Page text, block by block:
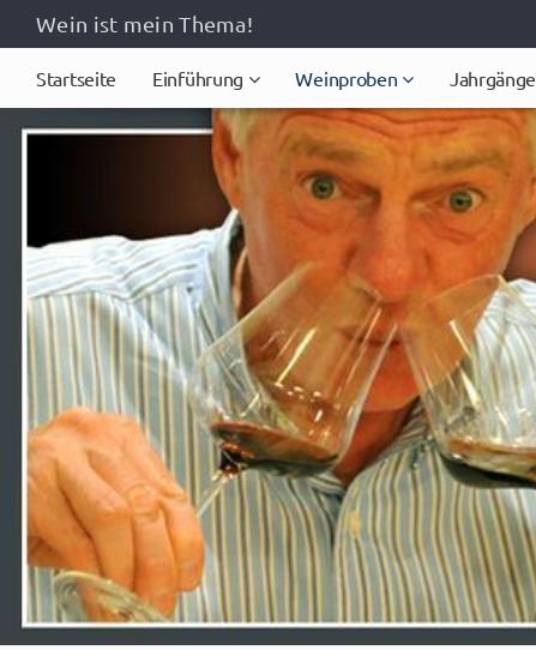
Wein ist mein Thema!
Startseite Einführung Weinproben Jahrgänge